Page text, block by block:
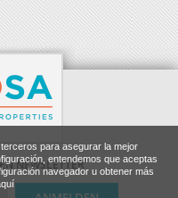
para asegurar la mejor
entendemos que aceptas
navegador u obtener más
NEWSLETTER